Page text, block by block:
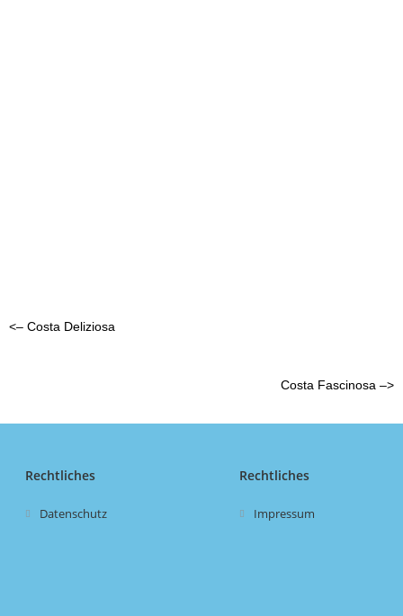
<– Costa Deliziosa
Costa Fascinosa –>
Rechtliches
Datenschutz
Rechtliches
Impressum